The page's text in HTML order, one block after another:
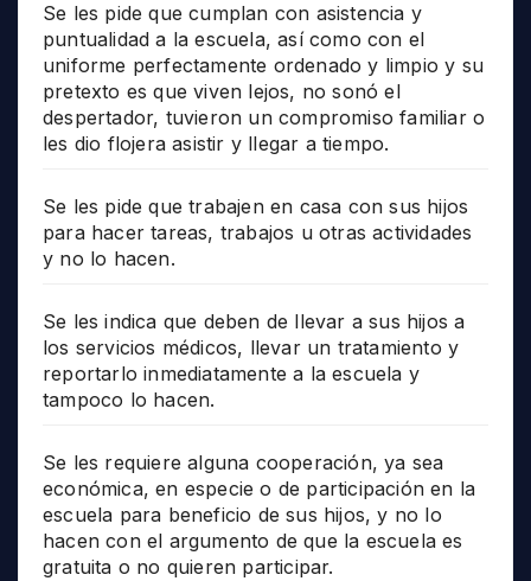
Se les pide que cumplan con asistencia y
puntualidad a la escuela, así como con el
uniforme perfectamente ordenado y limpio y su
pretexto es que viven lejos, no sonó el
despertador, tuvieron un compromiso familiar o
les dio flojera asistir y llegar a tiempo.
Se les pide que trabajen en casa con sus hijos
para hacer tareas, trabajos u otras actividades
y no lo hacen.
Se les indica que deben de llevar a sus hijos a
los servicios médicos, llevar un tratamiento y
reportarlo inmediatamente a la escuela y
tampoco lo hacen.
Se les requiere alguna cooperación, ya sea
económica, en especie o de participación en la
escuela para beneficio de sus hijos, y no lo
hacen con el argumento de que la escuela es
gratuita o no quieren participar.